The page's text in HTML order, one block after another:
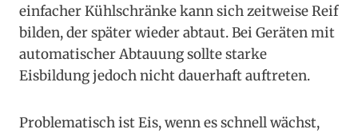
einfacher Kühlschränke kann sich zeitweise Reif
bilden, der später wieder abtaut. Bei Geräten mit
automatischer Abtauung sollte starke
Eisbildung jedoch nicht dauerhaft auftreten.
Problematisch ist Eis, wenn es schnell wächst,